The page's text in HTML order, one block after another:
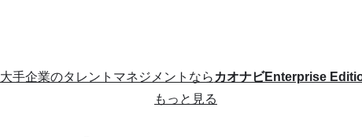
大手企業のタレントマネジメントならカオナビEnterprise
もっと見る